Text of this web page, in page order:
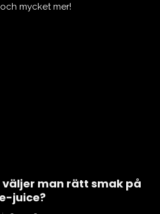
mycket mer!
väljer man rätt smak på
juice?